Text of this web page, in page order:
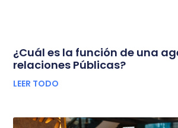
¿Cuál es la función de una
relaciones Públicas?
LEER TODO